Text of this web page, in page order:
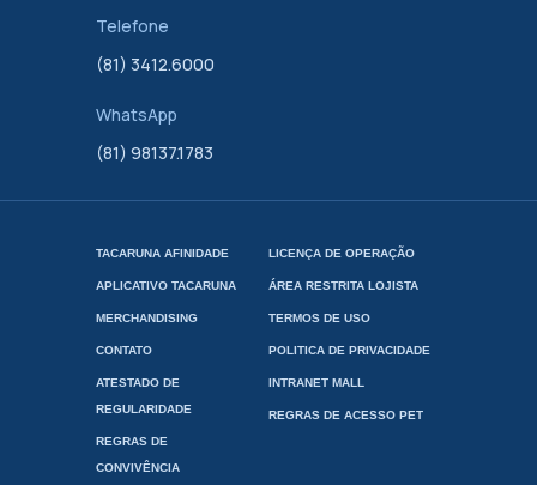
Telefone
(81) 3412.6000
WhatsApp
(81) 98137.1783
TACARUNA AFINIDADE
APLICATIVO TACARUNA
MERCHANDISING
CONTATO
ATESTADO DE
REGULARIDADE
REGRAS DE
CONVIVÊNCIA
LICENÇA DE OPERAÇÃO
ÁREA RESTRITA LOJISTA
TERMOS DE USO
POLITICA DE PRIVACIDADE
INTRANET MALL
REGRAS DE ACESSO PET